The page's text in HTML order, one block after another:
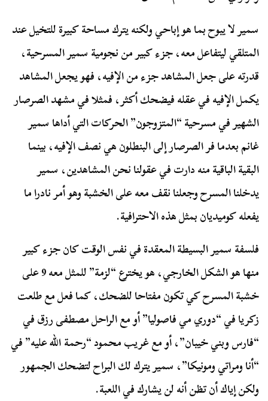
سمير لا يبوح بما هو إباحي ولكنه يترك مساحة كبيرة للتخيل عند
المتلقي ليتفاعل معه، جزء كبير من نجومية سمير المسرحية،
قدرته على جعل المشاهد جزء من الإفيه، فهو يجعل المشاهد
يكمل الإفيه في عقله فيضحك أكثر، فمثلا في مشهد الصرصار
الشهير في مسرحية “المتزوجون” الحركات التي أداها سمير
غانم بعدما فر الصرصار إلى البنطلون هي نصف الإفيه، بينما
البقية الباقية منه دارت في عقولنا نحن المشاهدين، سمير
يدخلنا المسرح وجعلنا نقف معه على الخشبة وهو أمر نادرا ما
يفعله كوميديان بمثل هذه الاحترافية.
فلسفة سمير البسيطة المعقدة في نفس الوقت كان جزء كبير
منها هو الشكل الخارجي، هو يخترع “لزمة” للمثل معه 9 على
خشبة المسرح كي تكون مفتاحا للضحك، كما فعل مع طلعت
زكريا في “دوري مي فاصوليا” أو مع الراحل مصطفى رزق في
“فارس وبني خيبان”، أو مع غريب محمود “رحمة الله عليه” في
“أنا ومراتي ومونيكا”، سمير يترك لك البراح لتضحك الجمهور
ولكن إياك أن تظن أنه لن يشارك في اللعبة.